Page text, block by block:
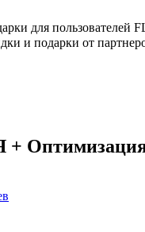
для пользователей
и подарки от